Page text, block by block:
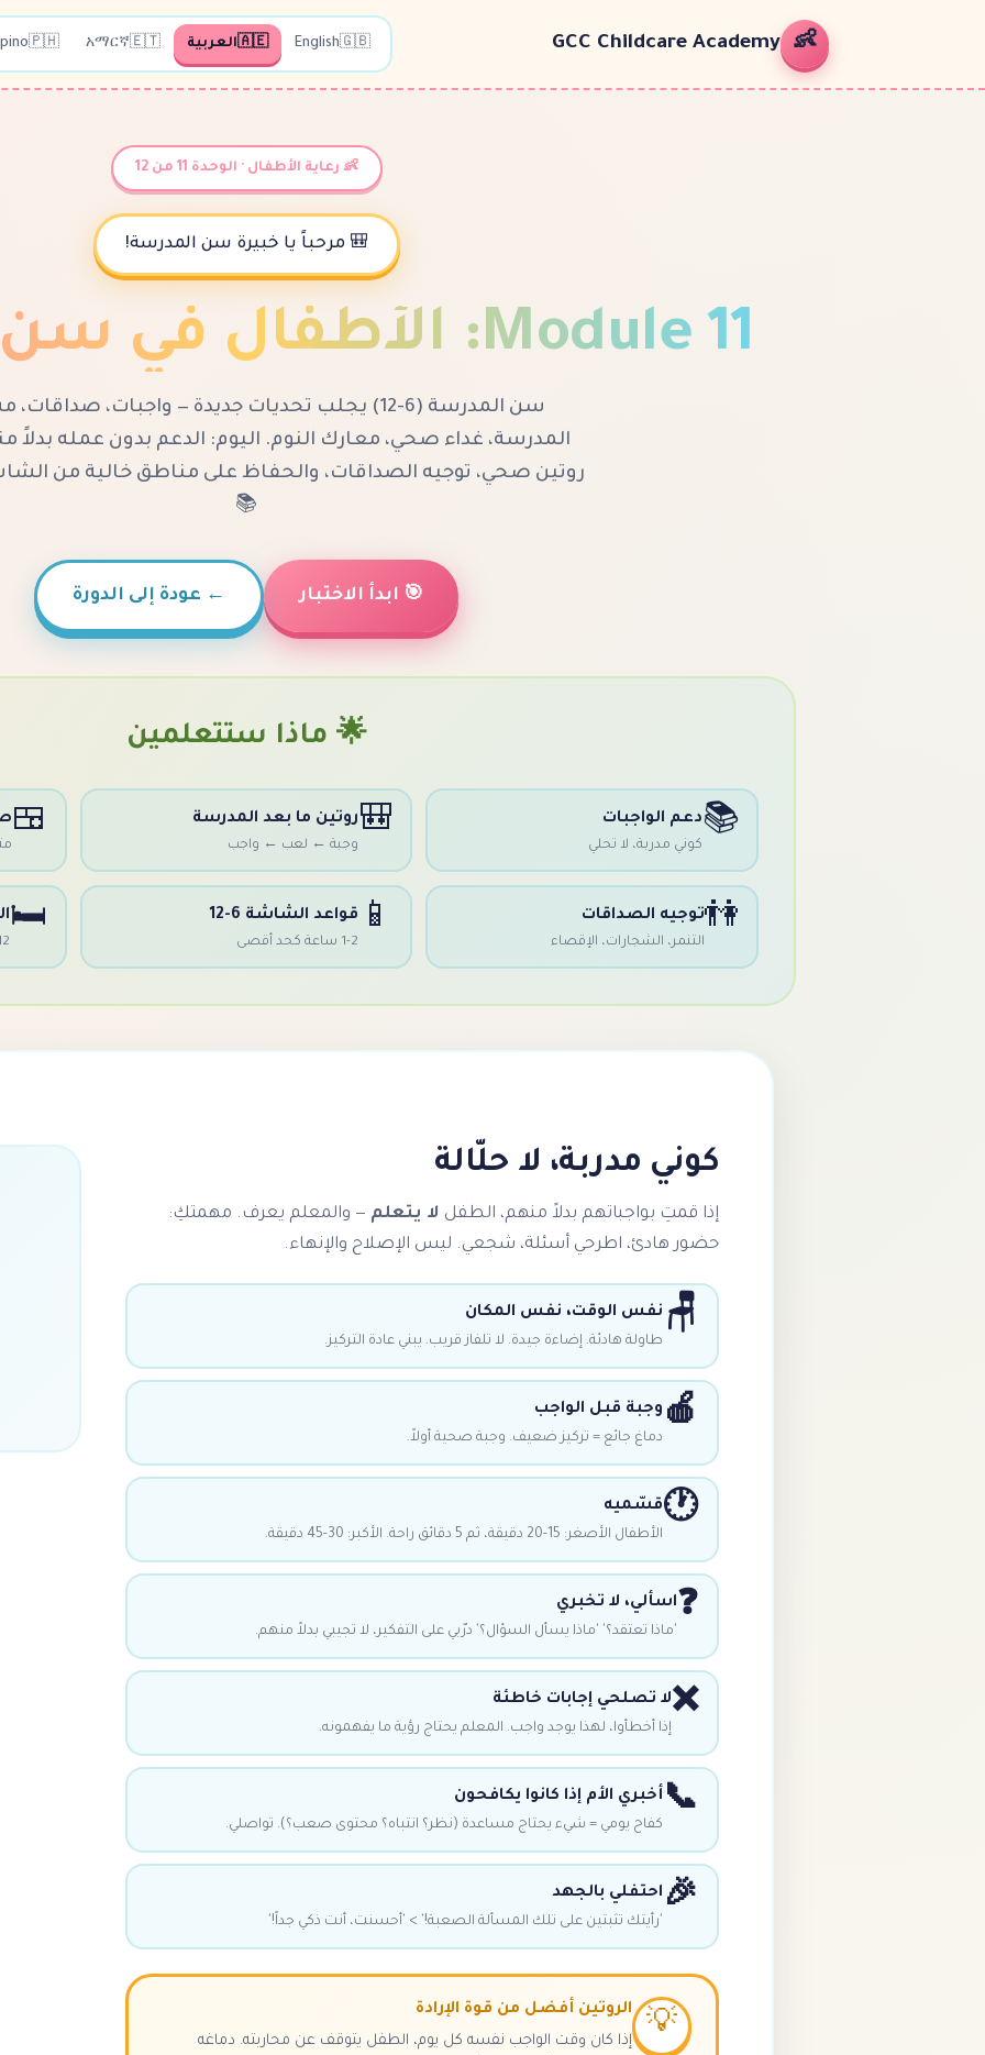
👶
GCC Childcare Academy
🇬🇧
English
🇦🇪العربية 🇪🇹
አማርኛ
🇵🇭
👶 رعاية الأطفال · الوحدة 11 من 12
🎒 مرحباً يا خبيرة سن المدرسة!
Module 11
: الأطفال في
سن المدرسة (6-12) يجلب تحديات جديدة — واجبات،
المدرسة، غداء صحي، معارك النوم. اليوم: الدعم بدون عمله بدلاً
روتين صحي، توجيه الصداقات، والحفاظ على مناطق خالية من
📚
🎯 ابدأ الاختبار ← عودة إلى الدورة
🌟 ماذا ستتعلمين
📚دعم الواجبات
كوني مدربة، لا تحلي
🎒روتين ما بعد المدرسة
وجبة ← لعب ← واجب
🍱
👫توجيه الصداقات
التنمر، الشجارات، الإقصاء
📱 قواعد الشاشة 6-12
1-2 ساعة كحد أقصى
🛏️
9-12
كوني مدربة، لا حلّالة
إذا قمتِ بواجباتهم بدلاً منهم، الطفل لا يتعلم — والمعلم يعرف. مهمتكِ:
حضور هادئ، اطرحي أسئلة، شجعي. ليس الإصلاح والإنهاء.
🪑 نفس الوقت، نفس المكان
طاولة هادئة. إضاءة جيدة. لا تلفاز قريب. يبني عادة التركيز.
🍎 وجبة قبل الواجب
دماغ جائع = تركيز ضعيف. وجبة صحية أولاً.
🕐قسّميه
الأطفال الأصغر: 15-20 دقيقة، ثم 5 دقائق راحة. الأكبر: 30-45 دقيقة.
❓ اسألي، لا تخبري
'ماذا تعتقد؟' 'ماذا يسأل السؤال؟' درّبي على التفكير، لا تجيبي بدلاً منهم.
❌لا تصلحي إجابات خاطئة
إذا أخطأوا، لهذا يوجد واجب. المعلم يحتاج رؤية ما يفهمونه.
📞 أخبري الأم إذا كانوا يكافحون
كفاح يومي = شيء يحتاج مساعدة (نظر؟ انتباه؟ محتوى صعب؟). تواصلي.
🎉 احتفلي بالجهد
'رأيتك تثبتين على تلك المسألة الصعبة!' > 'أحسنت، أنت ذكي جداً!'
💡
الروتين أفضل من قوة الإرادة
إذا كان وقت الواجب نفسه كل يوم، الطفل يتوقف عن محاربته. دماغه